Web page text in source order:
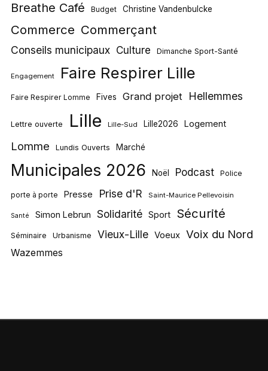
Breathe Café Budget Christine Vandenbulcke
Commerce Commerçant
Conseils municipaux Culture Dimanche Sport-Santé
Engagement Faire Respirer Lille
Faire Respirer Lomme Fives Grand projet Hellemmes
Lettre ouverte Lille Lille-Sud Lille2026 Logement
Lomme Lundis Ouverts Marché
Municipales 2026 Noël Podcast Police
porte à porte Presse Prise d'R Saint-Maurice Pellevoisin
Santé Simon Lebrun Solidarité Sport Sécurité
Séminaire Urbanisme Vieux-Lille Voeux Voix du Nord
Wazemmes